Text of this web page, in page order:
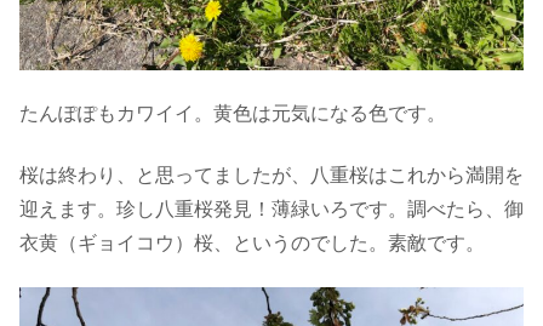
たんぽぽもカワイイ。黄色は元気になる色です。
桜は終わり、と思ってましたが、八重桜はこれから満開を
迎えます。珍し八重桜発見！薄緑いろです。調べたら、御
衣黄（ギョイコウ）桜、というのでした。素敵です。